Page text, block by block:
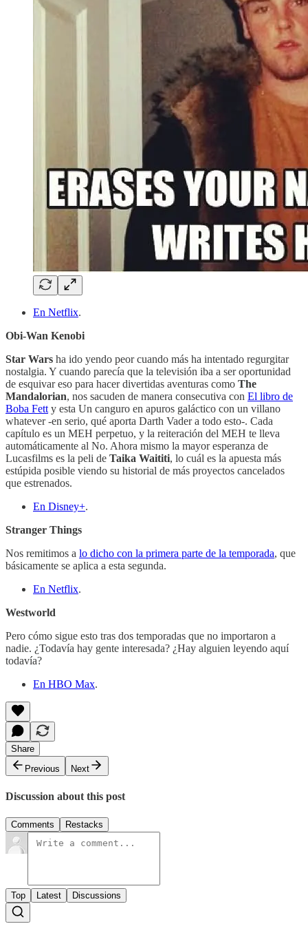
En Netflix.
Obi-Wan Kenobi
Star Wars ha ido yendo peor cuando más ha intentado regurgitar
nostalgia. Y cuando parecía que la televisión iba a ser oportunidad
de esquivar eso para hacer divertidas aventuras como The
Mandalorian, nos sacuden de manera consecutiva con El libro de
Boba Fett y esta Un canguro en apuros galáctico con un villano
whatever -en serio, qué aporta Darth Vader a todo esto-. Cada
capítulo es un MEH perpetuo, y la reiteración del MEH te lleva
automáticamente al No. Ahora mismo la mayor esperanza de
Lucasfilms es la peli de Taika Waititi, lo cuál es la apuesta más
estúpida posible viendo su historial de más proyectos cancelados
que estrenados.
En Disney+.
Stranger Things
Nos remitimos a lo dicho con la primera parte de la temporada, que
básicamente se aplica a esta segunda.
En Netflix.
Westworld
Pero cómo sigue esto tras dos temporadas que no importaron a
nadie. ¿Todavía hay gente interesada? ¿Hay alguien leyendo aquí
todavía?
En HBO Max.
Share
Previous
Next
Discussion about this post
Comments Restacks
Top Latest Discussions